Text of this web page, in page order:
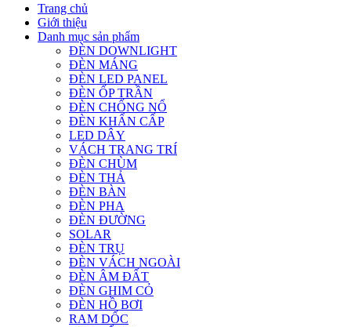
Trang chủ
Giới thiệu
Danh mục sản phẩm
ĐÈN DOWNLIGHT
ĐÈN MÁNG
ĐÈN LED PANEL
ĐÈN ỐP TRẦN
ĐÈN CHỐNG NỔ
ĐÈN KHẨN CẤP
LED DÂY
VÁCH TRANG TRÍ
ĐÈN CHÙM
ĐÈN THẢ
ĐÈN BÀN
ĐÈN PHA
ĐÈN ĐƯỜNG
SOLAR
ĐÈN TRỤ
ĐÈN VÁCH NGOÀI
ĐÈN ÂM ĐẤT
ĐÈN GHIM CỎ
ĐÈN HỒ BƠI
RAM DỐC